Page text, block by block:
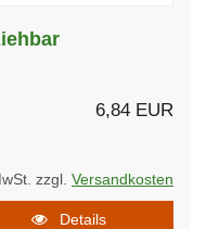
6,84 EUR
zzgl. Versandkosten
Details